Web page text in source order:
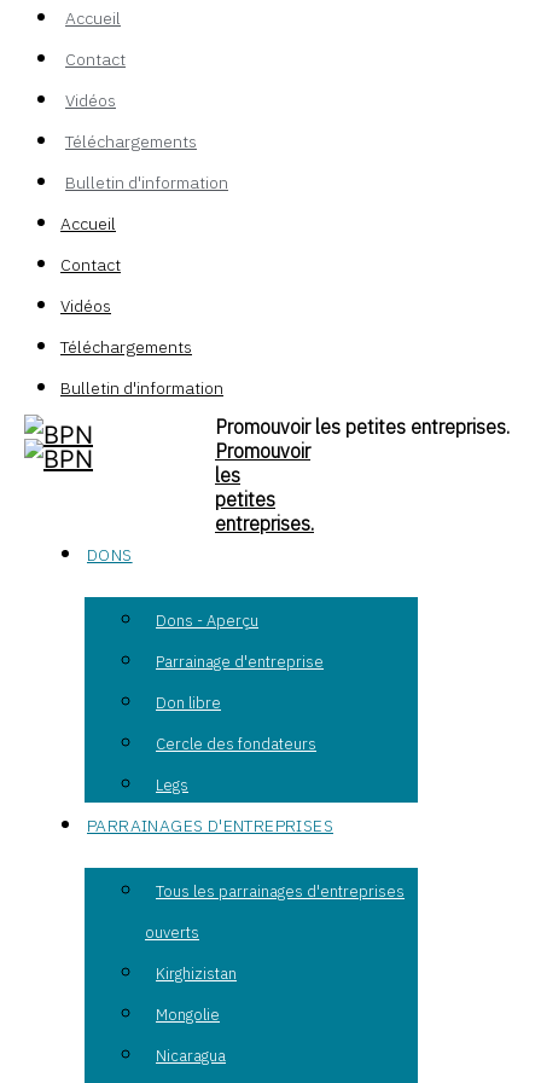
Accueil
Contact
Vidéos
Téléchargements
Bulletin d'information
Accueil
Contact
Vidéos
Téléchargements
Bulletin d'information
Promouvoir les petites entreprises.
Promouvoir
les
petites
entreprises.
DONS
Dons - Aperçu
Parrainage d'entreprise
Don libre
Cercle des fondateurs
Legs
PARRAINAGES D'ENTREPRISES
Tous les parrainages d'entreprises
ouverts
Kirghizistan
Mongolie
Nicaragua